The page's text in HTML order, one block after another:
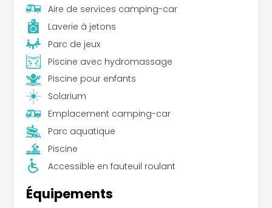
Aire de services camping-car
Laverie à jetons
Parc de jeux
Piscine avec hydromassage
Piscine pour enfants
Solarium
Emplacement camping-car
Parc aquatique
Piscine
Accessible en fauteuil roulant
Équipements